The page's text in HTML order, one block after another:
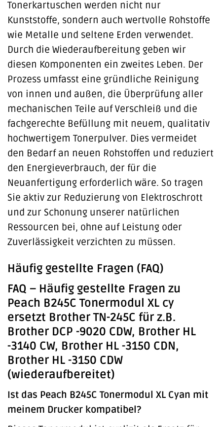
Tonerkartuschen werden nicht nur
Kunststoffe, sondern auch wertvolle Rohstoffe
wie Metalle und seltene Erden verwendet.
Durch die Wiederaufbereitung geben wir
diesen Komponenten ein zweites Leben. Der
Prozess umfasst eine gründliche Reinigung
von innen und außen, die Überprüfung aller
mechanischen Teile auf Verschleiß und die
fachgerechte Befüllung mit neuem, qualitativ
hochwertigem Tonerpulver. Dies vermeidet
den Bedarf an neuen Rohstoffen und reduziert
den Energieverbrauch, der für die
Neuanfertigung erforderlich wäre. So tragen
Sie aktiv zur Reduzierung von Elektroschrott
und zur Schonung unserer natürlichen
Ressourcen bei, ohne auf Leistung oder
Zuverlässigkeit verzichten zu müssen.
Häufig gestellte Fragen (FAQ)
FAQ – Häufig gestellte Fragen zu
Peach B245C Tonermodul XL cy
ersetzt Brother TN-245C für z.B.
Brother DCP -9020 CDW, Brother HL
-3140 CW, Brother HL -3150 CDN,
Brother HL -3150 CDW
(wiederaufbereitet)
Ist das Peach B245C Tonermodul XL Cyan mit
meinem Drucker kompatibel?